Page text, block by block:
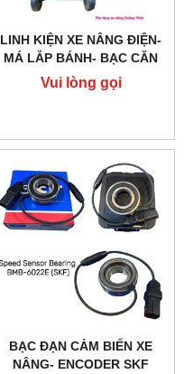
LINH KIỆN XE NÂNG ĐIỆN-
MÁ LẮP BÁNH- BẠC CĂN
Vui lòng gọi
BẠC ĐẠN CẢM BIẾN XE
NÂNG- ENCODER SKF